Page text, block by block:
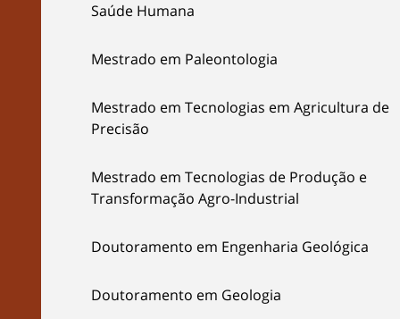
Saúde Humana
Mestrado em Paleontologia
Mestrado em Tecnologias em Agricultura de
Precisão
Mestrado em Tecnologias de Produção e
Transformação Agro-Industrial
Doutoramento em Engenharia Geológica
Doutoramento em Geologia